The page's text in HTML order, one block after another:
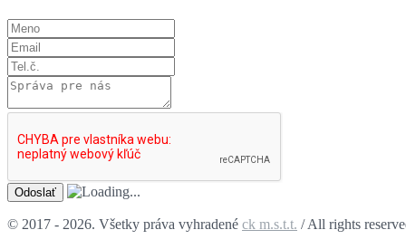
© 2017 - 2026. Všetky práva vyhradené ck m.s.t.t. / All rights